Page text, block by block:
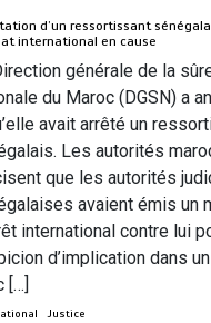
d’un ressortissant
international en cause
générale de la
du Maroc (DGSN) a
avait arrêté un
Les autorités
que les autorités
avaient émis un
international contre lui
d’implication dans
[…]
Justice